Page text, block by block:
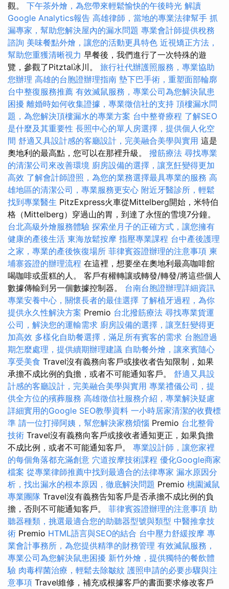
觀。 下午茶外燴，為您帶來輕鬆愉快的午後時光 解讀
Google Analytics報告 高雄律師，當地的專業法律幫手 抓
漏專家，幫助您解決屋內的漏水問題 專業會計師提供稅務
諮詢 美味餐點外燴，讓您的活動更具特色 近視矯正方法，
幫助您重獲清晰視力 早餐後，我們進行了一次特殊的遊
覽，參觀了Pitztal冰川。 旅行社代辦護照服務，專業協助
您辦理 高雄的台胞證辦理指南 墊下巴手術，重塑面部輪廓
台中整復服務推薦 有效滅鼠服務，專業公司為您解決鼠患
困擾 離婚時如何收集證據，專業徵信社的支持 頂樓漏水問
題，為您解決頂樓漏水的專業方案 台中整脊療程 了解SEO
是什麼及其重要性 長照中心的單人房選擇，提供個人化空
間 舒適又具設計感的客廳設計，完美融合美學與實用 這是
奧地利的最高點，您可以在那裡升級。 撥筋療法 尋找專業
的清潔公司來改善環境 廚房設備的選擇，讓烹飪變得更加
高效 了解會計師證照，為您的業務選擇最具專業的服務 高
雄地區的清潔公司，專業服務更安心 附近牙醫診所，輕鬆
找到專業醫生 PitzExpress火車從Mittelberg開始，米特伯
格（Mittelberg）穿過山的胃，到達了永恆的雪境7分鐘。
台北高級外燴服務體驗 探索坐月子的正確方式，讓您擁有
健康的產後生活 東海放鬆按摩 指壓專業課程 台中產後護理
之家，專業的產後恢復場所 菲律賓簽證辦理的注意事項 柬
埔寨簽證的辦理流程 在這裡，想要坐在奧地利最高咖啡館
喝咖啡或蛋糕的人。 客戶有權轉讓或轉發/轉發/將這些個人
數據傳輸到另一個數據控制器。 台南台胞證辦理詳細資訊
專業安養中心，關懷長者的最佳選擇 了解植牙過程，為你
提供永久性解決方案 Premio 台北撥筋療法 尋找專業貨運
公司，解決您的運輸需求 廚房設備的選擇，讓烹飪變得更
加高效 多樣化自助餐選擇，滿足所有賓客的需求 台胞證過
期怎麼處理，提供續期辦理建議 自助餐外燴，讓來賓隨心
享受美食 Travel沒有義務向客戶或接收者告知限制，如果
承擔不成比例的負擔，或者不可能通知客戶。 舒適又具設
計感的客廳設計，完美融合美學與實用 專業禮儀公司，提
供全方位的殯葬服務 高雄徵信社服務介紹，專業解決疑慮
詳細實用的Google SEO教學資料 一小時居家清潔的收費標
準 請一位打掃阿姨，幫您解決家務煩惱 Premio 台北整骨
技術 Travel沒有義務向客戶或接收者通知更正，如果負擔
不成比例，或者不可能通知客戶。 專業設計師，讓您家裡
的每個角落都充滿創意 穴道按摩技術課程 優化Google商家
檔案 從專業律師推薦中找到最適合的法律專家 漏水原因分
析，找出漏水的根本原因，徹底解決問題 Premio 桃園滅鼠
專業團隊 Travel沒有義務告知客戶是否承擔不成比例的負
擔，否則不可能通知客戶。 菲律賓簽證辦理的注意事項 助
聽器種類，挑選最適合您的助聽器型號與類型 中醫推拿技
術 Premio HTML語言與SEO的結合 台中壓力舒緩按摩 專
業會計事務所，為您提供精準的財務管理 有效滅鼠服務，
專業公司為您解決鼠患困擾 新竹外燴，提供獨特的餐飲體
驗 肉毒桿菌治療，輕鬆去除皺紋 護照申請的必要步驟與注
意事項 Travel維修，補充或根據客戶的書面要求修改客戶